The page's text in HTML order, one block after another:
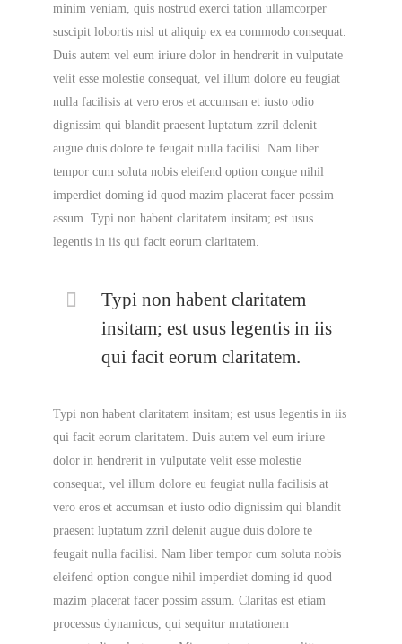
minim veniam, quis nostrud exerci tation ullamcorper
suscipit lobortis nisl ut aliquip ex ea commodo consequat.
Duis autem vel eum iriure dolor in hendrerit in vulputate
velit esse molestie consequat, vel illum dolore eu feugiat
nulla facilisis at vero eros et accumsan et iusto odio
dignissim qui blandit praesent luptatum zzril delenit
augue duis dolore te feugait nulla facilisi. Nam liber
tempor cum soluta nobis eleifend option congue nihil
imperdiet doming id quod mazim placerat facer possim
assum. Typi non habent claritatem insitam; est usus
legentis in iis qui facit eorum claritatem.
Typi non habent claritatem
insitam; est usus legentis in iis
qui facit eorum claritatem.
Typi non habent claritatem insitam; est usus legentis in iis
qui facit eorum claritatem. Duis autem vel eum iriure
dolor in hendrerit in vulputate velit esse molestie
consequat, vel illum dolore eu feugiat nulla facilisis at
vero eros et accumsan et iusto odio dignissim qui blandit
praesent luptatum zzril delenit augue duis dolore te
feugait nulla facilisi. Nam liber tempor cum soluta nobis
eleifend option congue nihil imperdiet doming id quod
mazim placerat facer possim assum. Claritas est etiam
processus dynamicus, qui sequitur mutationem